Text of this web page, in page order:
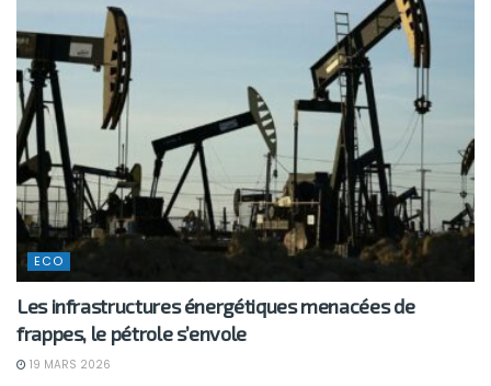
ECO
Les infrastructures énergétiques menacées de
frappes, le pétrole s’envole
19 MARS 2026